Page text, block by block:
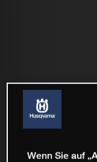
Wenn Sie auf